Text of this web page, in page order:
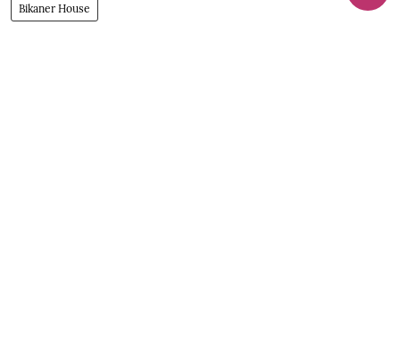
Bikaner House